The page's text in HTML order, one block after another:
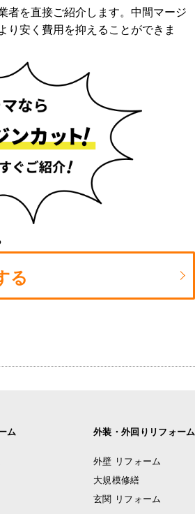
者を直接ご紹介します。中間マージ
り安く費用を抑えることができま
る
ム 外装・外回りリフォーム
外壁 リフォーム
大規模修繕
玄関 リフォーム